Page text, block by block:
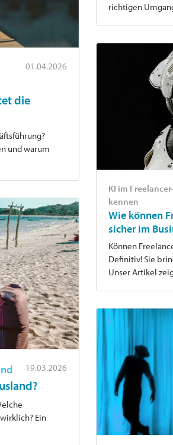
01.04.2026
die
und warum
19.03.2026
Ein
richtigen
KI im
kennen
Wie können
sicher im
Können
Definitiv! Sie
Unser Artikel